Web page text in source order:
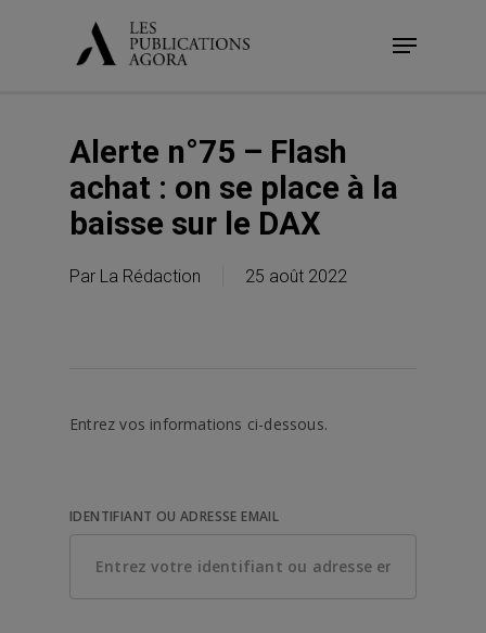
Menu
Alerte n°75 – Flash
achat : on se place à la
baisse sur le DAX
Par La Rédaction 25 août 2022
Entrez vos informations ci-dessous.
IDENTIFIANT OU ADRESSE EMAIL